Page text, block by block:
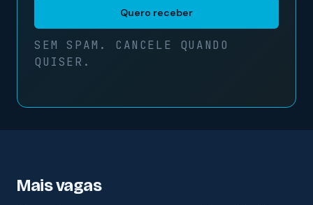
Quero receber
SEM SPAM. CANCELE QUANDO
QUISER.
Mais vagas